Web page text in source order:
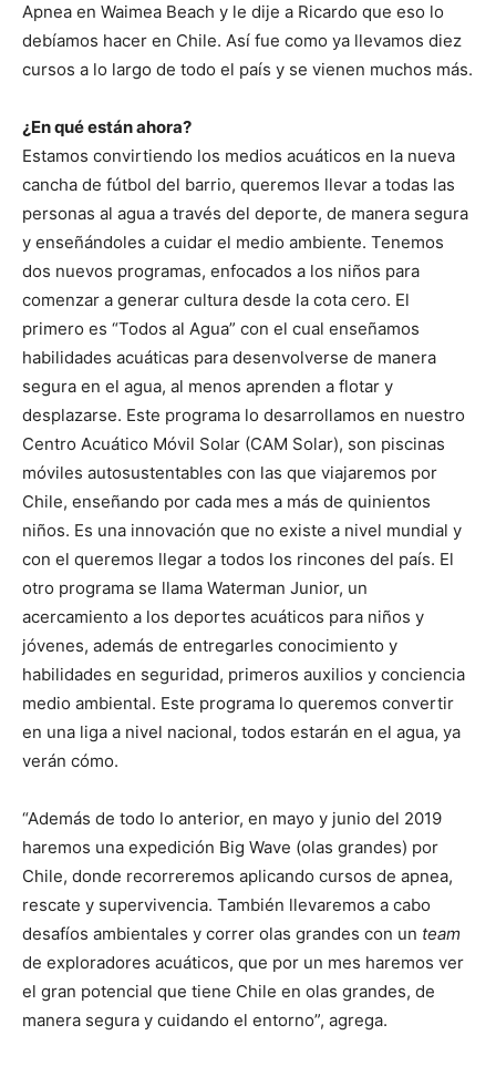
Apnea en Waimea Beach y le dije a Ricardo que eso lo
debíamos hacer en Chile. Así fue como ya llevamos diez
cursos a lo largo de todo el país y se vienen muchos más.
¿En qué están ahora?
Estamos convirtiendo los medios acuáticos en la nueva
cancha de fútbol del barrio, queremos llevar a todas las
personas al agua a través del deporte, de manera segura
y enseñándoles a cuidar el medio ambiente. Tenemos
dos nuevos programas, enfocados a los niños para
comenzar a generar cultura desde la cota cero. El
primero es “Todos al Agua” con el cual enseñamos
habilidades acuáticas para desenvolverse de manera
segura en el agua, al menos aprenden a flotar y
desplazarse. Este programa lo desarrollamos en nuestro
Centro Acuático Móvil Solar (CAM Solar), son piscinas
móviles autosustentables con las que viajaremos por
Chile, enseñando por cada mes a más de quinientos
niños. Es una innovación que no existe a nivel mundial y
con el queremos llegar a todos los rincones del país. El
otro programa se llama Waterman Junior, un
acercamiento a los deportes acuáticos para niños y
jóvenes, además de entregarles conocimiento y
habilidades en seguridad, primeros auxilios y conciencia
medio ambiental. Este programa lo queremos convertir
en una liga a nivel nacional, todos estarán en el agua, ya
verán cómo.
“Además de todo lo anterior, en mayo y junio del 2019
haremos una expedición Big Wave (olas grandes) por
Chile, donde recorreremos aplicando cursos de apnea,
rescate y supervivencia. También llevaremos a cabo
desafíos ambientales y correr olas grandes con un team
de exploradores acuáticos, que por un mes haremos ver
el gran potencial que tiene Chile en olas grandes, de
manera segura y cuidando el entorno”, agrega.